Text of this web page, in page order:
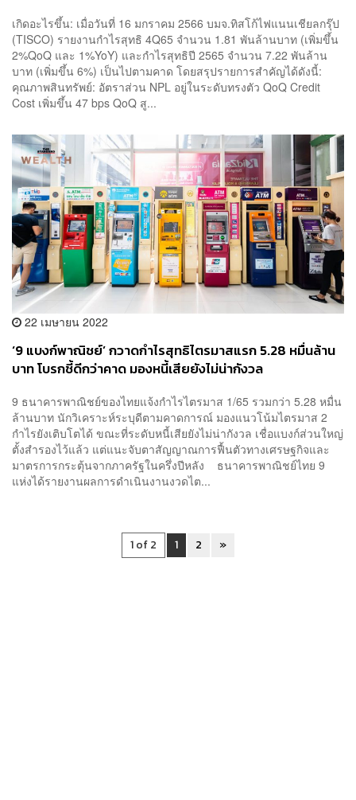
เกิดอะไรขึ้น: เมื่อวันที่ 16 มกราคม 2566 บมจ.ทิสโก้ไฟแนนเชียลกรุ๊ป
(TISCO) รายงานกำไรสุทธิ 4Q65 จำนวน 1.81 พันล้านบาท (เพิ่มขึ้น
2%QoQ และ 1%YoY) และกำไรสุทธิปี 2565 จำนวน 7.22 พันล้าน
บาท (เพิ่มขึ้น 6%) เป็นไปตามคาด โดยสรุปรายการสำคัญได้ดังนี้:
คุณภาพสินทรัพย์: อัตราส่วน NPL อยู่ในระดับทรงตัว QoQ Credit
Cost เพิ่มขึ้น 47 bps QoQ สู...
22 เมษายน 2022
‘9 แบงก์พาณิชย์’ กวาดกำไรสุทธิไตรมาสแรก 5.28 หมื่นล้าน
บาท โบรกชี้ดีกว่าคาด มองหนี้เสียยังไม่น่ากังวล
9 ธนาคารพาณิชย์ของไทยแจ้งกำไรไตรมาส 1/65 รวมกว่า 5.28 หมื่น
ล้านบาท นักวิเคราะห์ระบุดีตามคาดการณ์ มองแนวโน้มไตรมาส 2
กำไรยังเติบโตได้ ขณะที่ระดับหนี้เสียยังไม่น่ากังวล เชื่อแบงก์ส่วนใหญ่
ตั้งสำรองไว้แล้ว แต่แนะจับตาสัญญาณการฟื้นตัวทางเศรษฐกิจและ
มาตรการกระตุ้นจากภาครัฐในครึ่งปีหลัง ธนาคารพาณิชย์ไทย 9
แห่งได้รายงานผลการดำเนินงานงวดไต...
1 of 2 1 2 »